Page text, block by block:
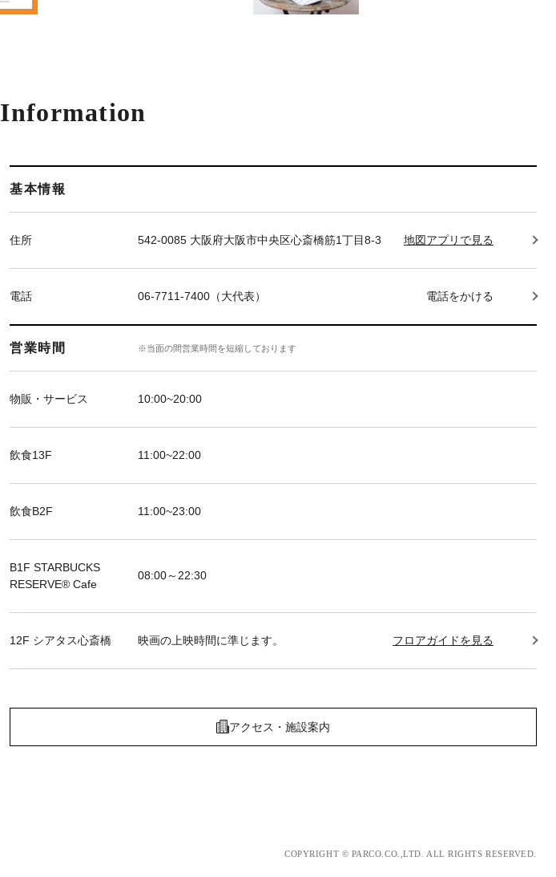
Information
基本情報
住所 542-0085 大阪府大阪市中央区心斎橋筋1丁目8-3 地図アプリで見る
電話 06-7711-7400（大代表） 電話をかける
営業時間 ※当面の間営業時間を短縮しております
物販・サービス 10:00~20:00
飲食13F 11:00~22:00
飲食B2F 11:00~23:00
B1F STARBUCKS
RESERVE®︎ Cafe
08:00～22:30
12F シアタス心斎橋 映画の上映時間に準じます。 フロアガイドを見る
アクセス・施設案内
COPYRIGHT © PARCO.CO.,LTD. ALL RIGHTS RESERVED.